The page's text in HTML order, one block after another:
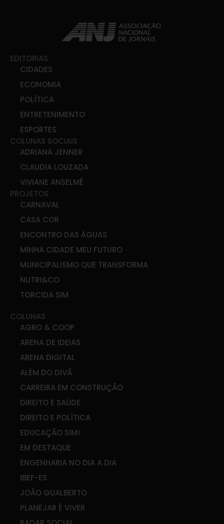
EDITORIAS
CIDADES
ECONOMIA
POLÍTICA
ENTRETENIMENTO
ESPORTES
COLUNAS SOCIAIS
ADRIANA JENNER
CLAUDIA LOUZADA
VIVIANE ANSELMÉ
PROJETOS
CARNAVAL
CASA COR
ENCONTRO DAS ÁGUAS
MINHA CIDADE MEU FUTURO
MUNICIPALISMO QUE TRANSFORMA
NUTRI&CO
TORCIDA SIM
COLUNAS
AGRO & COOP
ARENA DE IDEIAS
ARENA DIGITAL
ALÉM DO DIVÃ
CARREIRA EM CONSTRUÇÃO
DIREITO E SAÚDE
DIREITO E POLÍTICA
EDUCAÇÃO SIM!
EM DESTAQUE
ENGENHARIA NO DIA A DIA
IBEF-ES
JOÃO GUALBERTO
PLANEJAR É VIVER